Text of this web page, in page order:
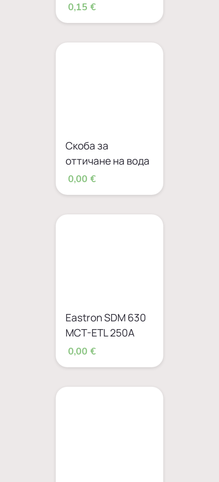
0,15 €
Скоба за
оттичане на вода
0,00 €
Eastron SDM 630
MCT-ETL 250A
0,00 €